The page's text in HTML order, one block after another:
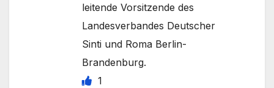
leitende Vorsitzende des
Landesverbandes Deutscher
Sinti und Roma Berlin-
Brandenburg.
1